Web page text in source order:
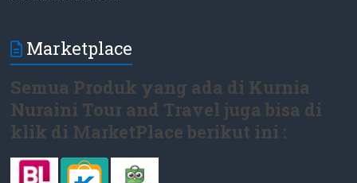
Marketplace
Semua Produk yang ada di Kurnia
Nuraini Tour and Travel juga bisa di
klik di MarketPlace berikut ini :